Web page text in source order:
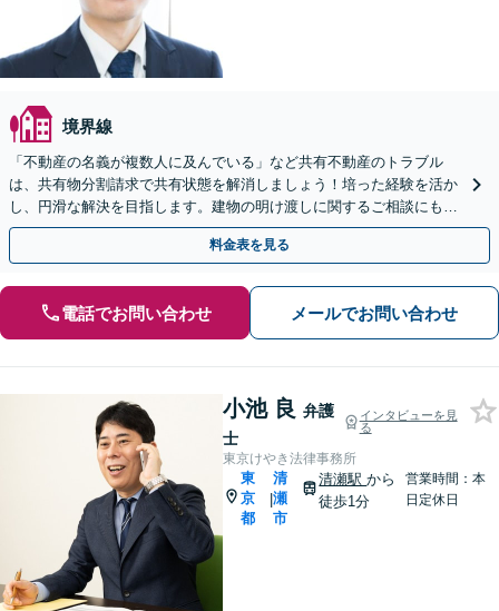
境界線
「不動産の名義が複数人に及んでいる」など共有不動産のトラブル
は、共有物分割請求で共有状態を解消しましょう！培った経験を活か
し、円滑な解決を目指します。建物の明け渡しに関するご相談にも対
応しています【夜間相談可｜Web面談可】【武蔵関駅１分】
料金表を見る
電話でお問い合わせ メールでお問い合わせ
小池 良 弁護
士
インタビューを見
る
東京けやき法律事務所
東
京
都
|
清
瀬
市
清瀬駅から
徒歩1分
営業時間：本
日定休日